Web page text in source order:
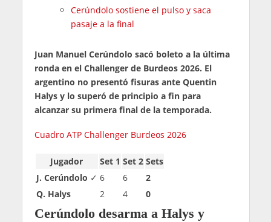
Cerúndolo sostiene el pulso y saca
pasaje a la final
Juan Manuel Cerúndolo sacó boleto a la última
ronda en el Challenger de Burdeos 2026. El
argentino no presentó fisuras ante Quentin
Halys y lo superó de principio a fin para
alcanzar su primera final de la temporada.
Cuadro ATP Challenger Burdeos 2026
Jugador Set 1 Set 2 Sets
J. Cerúndolo ✓ 6 6
2
Q. Halys
2 4 0
Cerúndolo desarma a Halys y